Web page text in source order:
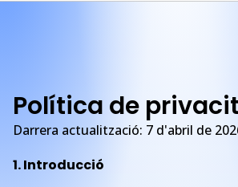
Política de
Darrera actualització: 7 d'abril de
1. Introducció